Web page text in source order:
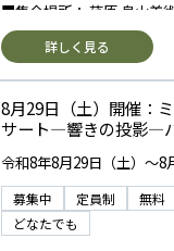
■集合場所： 荏原 畠山美
※当日は美術館受付にて手
い。当日会場の入退室時の
「参加証」をお渡しいた
参加証は、イベント中スタ
ので、必ず見える位置に身
までに会場（新館1階 多目
開場は開始30分前を予定し
＞【第1回目（8月28日）】
詳しく見る
8月29日（土）開催：
サート―響きの投影―
令和8年8月29日（土）～8
募集中 定員制 無料
どなたでも